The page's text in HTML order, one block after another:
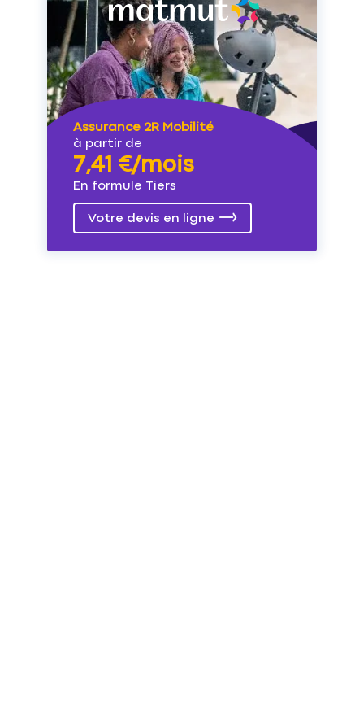
Assurance 2R Mobilité
à partir de
7,41 €/mois
En formule Tiers
Votre devis en ligne